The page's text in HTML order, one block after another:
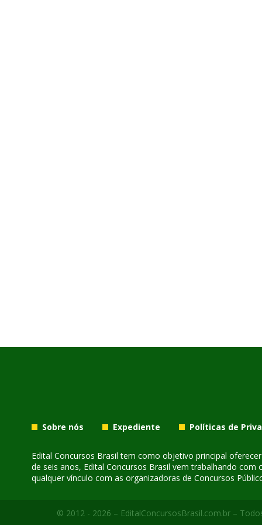
Sobre nós Expediente Políticas de
Edital Concursos Brasil tem como objetivo principal
de seis anos, Edital Concursos Brasil vem trabalhando
qualquer vínculo com as organizadoras de Concursos
© 2012 - 2026 – EditalConcursosBrasil.com.br –